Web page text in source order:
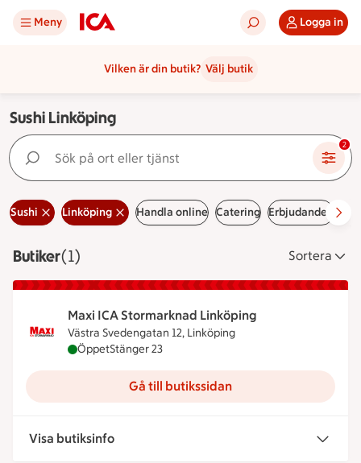
Meny Logga in
Vilken är din butik? Välj butik
Sushi Linköping
Sök på ort eller tjänst 2
Sushi Linköping Handla online Catering Erbjudanden
ButikerVisar 1 stycken
(1) Sortera
Maxi ICA Stormarknad Linköping
Västra Svedengatan 12, Linköping
Maxi ICA Stormarknad Linköping är öppen nu,
ÖppetStänger 23
Gå till butikssidan
Visa butiksinfo